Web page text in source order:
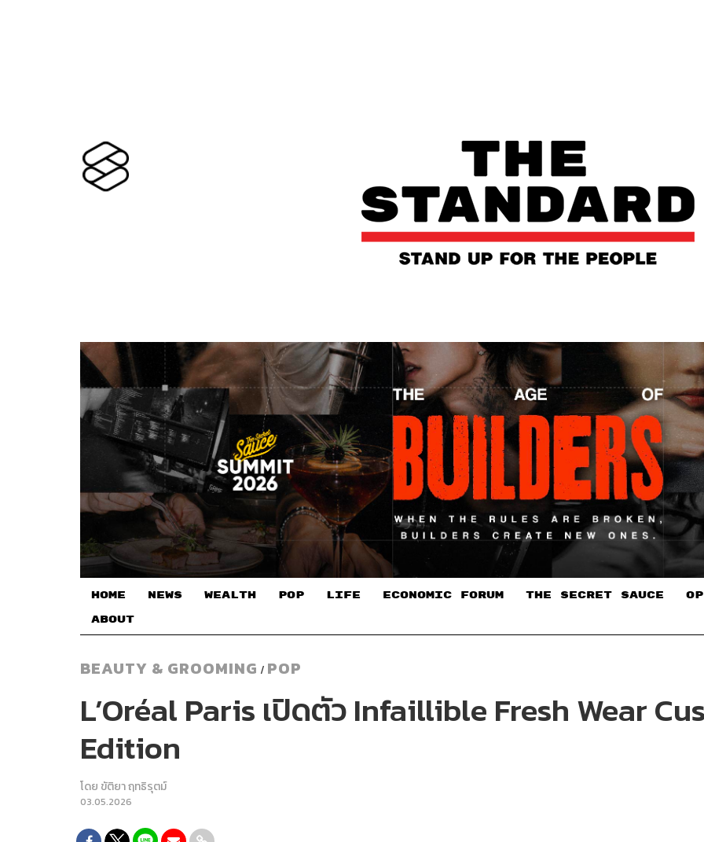
HOME NEWS WEALTH POP LIFE ECONOMIC FORUM THE SECRET SAUCE​
ABOUT
BEAUTY & GROOMING / POP
L’Oréal Paris เปิดตัว Infaillible Fresh Wear
Edition
โดย ขัติยา ฤทธิรุตม์
03.05.2026